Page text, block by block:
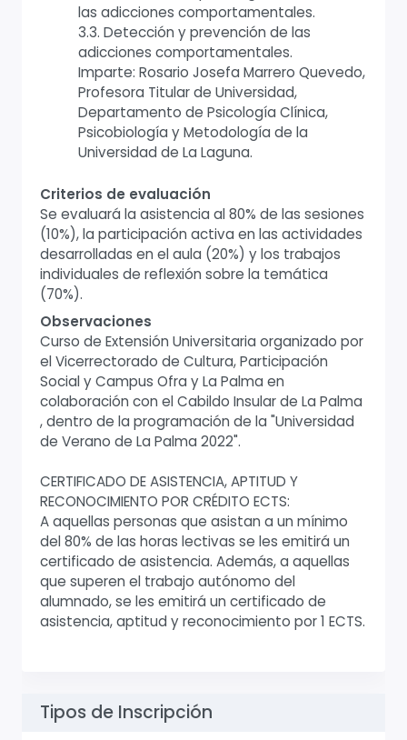
las adicciones comportamentales.
3.3. Detección y prevención de las
adicciones comportamentales.
Imparte: Rosario Josefa Marrero Quevedo,
Profesora Titular de Universidad,
Departamento de Psicología Clínica,
Psicobiología y Metodología de la
Universidad de La Laguna.
Criterios de evaluación
Se evaluará la asistencia al 80% de las sesiones
(10%), la participación activa en las actividades
desarrolladas en el aula (20%) y los trabajos
individuales de reflexión sobre la temática
(70%).
Observaciones
Curso de Extensión Universitaria organizado por
el Vicerrectorado de Cultura, Participación
Social y Campus Ofra y La Palma en
colaboración con el Cabildo Insular de La Palma
, dentro de la programación de la "Universidad
de Verano de La Palma 2022".
CERTIFICADO DE ASISTENCIA, APTITUD Y
RECONOCIMIENTO POR CRÉDITO ECTS:
A aquellas personas que asistan a un mínimo
del 80% de las horas lectivas se les emitirá un
certificado de asistencia. Además, a aquellas
que superen el trabajo autónomo del
alumnado, se les emitirá un certificado de
asistencia, aptitud y reconocimiento por 1 ECTS.
Tipos de Inscripción